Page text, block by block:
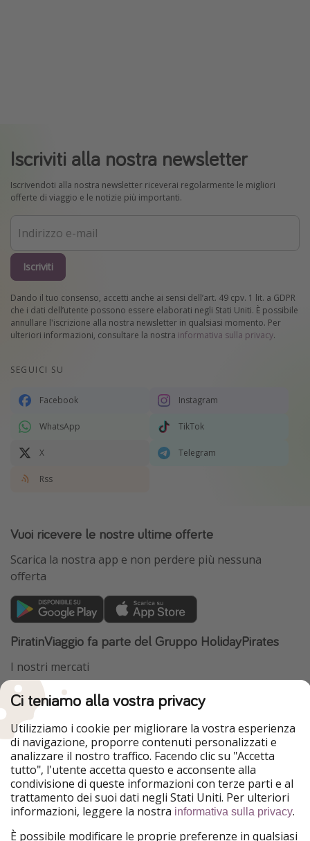
Iscriviti alla nostra newsletter
Iscrivendoti alla nostra newsletter riceverai regolarmente le migliori
offerte di viaggio e le notizie più importanti.
Iscriviti
Dando il tuo consenso, accetti anche ai sensi dell’art. 49 cpv. 1 lit. a GDPR
che i dati dell’utente possono essere elaborati negli Stati Uniti. È possibile
annullare l'iscrizione alla nostra newsletter in qualsiasi momento. Per
ulteriori informazioni, consultare la nostra informativa sulla privacy.
SEGUICI SU
Facebook Instagram
WhatsApp TikTok
X Telegram
Rss
Vuoi ricevere le nostre ultime offerte
Scarica la nostra app e non perdere più nessuna
offerta
PiratinViaggio fa parte del Gruppo HolidayPirates
I nostri mercati
HolidayPirates
WakacyjniPiraci
VoyagesPirates
Ferienpiraten
Urlaubspiraten
ViajerosPiratas
TravelPirates
Il nostro gruppo
HolidayPirates Group
Conoscici meglio Informazioni legali
Ci teniamo alla vostra privacy
Utilizziamo i cookie per migliorare la vostra esperienza
di navigazione, proporre contenuti personalizzati e
analizzare il nostro traffico. Facendo clic su "Accetta
tutto", l'utente accetta questo e acconsente alla
condivisione di queste informazioni con terze parti e al
trattamento dei suoi dati negli Stati Uniti. Per ulteriori
informazioni, leggere la nostra informativa sulla privacy.
È possibile modificare le proprie preferenze in qualsiasi